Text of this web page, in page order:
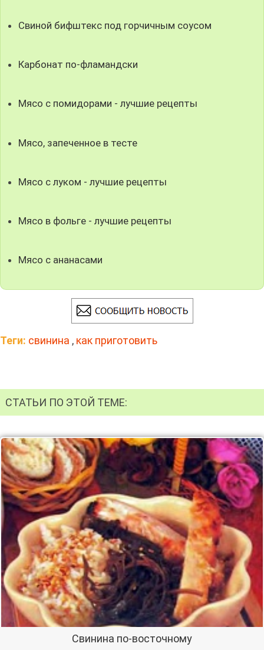
Свиной бифштекс под горчичным соусом
Карбонат по-фламандски
Мясо с помидорами - лучшие рецепты
Мясо, запеченное в тесте
Мясо с луком - лучшие рецепты
Мясо в фольге - лучшие рецепты
Мясо с ананасами
Теги: свинина , как приготовить
СТАТЬИ ПО ЭТОЙ ТЕМЕ:
Свинина по-восточному